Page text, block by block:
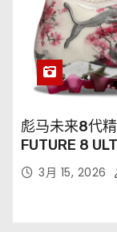
彪马未来8代
FUTURE 8
3月 15, 2026